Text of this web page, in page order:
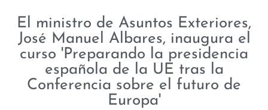
El ministro de Asuntos Exteriores,
José Manuel Albares, inaugura el
curso 'Preparando la presidencia
española de la UE tras la
Conferencia sobre el futuro de
Europa'